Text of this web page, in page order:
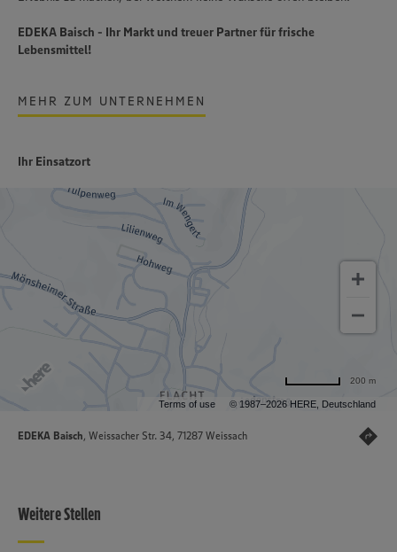
EDEKA Baisch - Ihr Markt und treuer Partner für frische
Lebensmittel!
MEHR ZUM UNTERNEHMEN
Ihr Einsatzort
Terms of use © 1987–2026 HERE, Deutschland
200 m
EDEKA Baisch, Weissacher Str. 34, 71287 Weissach
Weitere Stellen